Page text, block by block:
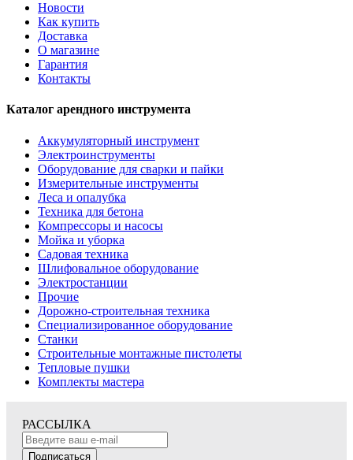
Новости
Как купить
Доставка
О магазине
Гарантия
Контакты
Каталог арендного инструмента
Аккумуляторный инструмент
Электроинструменты
Оборудование для сварки и пайки
Измерительные инструменты
Леса и опалубка
Техника для бетона
Компрессоры и насосы
Мойка и уборка
Садовая техника
Шлифовальное оборудование
Электростанции
Прочие
Дорожно-строительная техника
Специализированное оборудование
Станки
Строительные монтажные пистолеты
Тепловые пушки
Комплекты мастера
РАССЫЛКА
Подписаться